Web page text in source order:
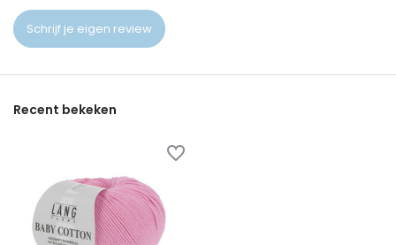
Schrijf je eigen review
Recent bekeken